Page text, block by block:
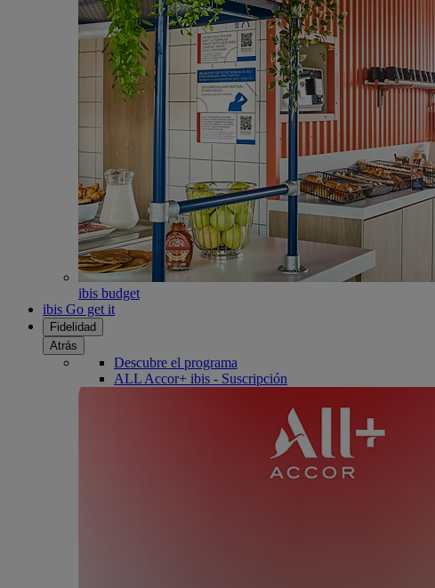
ibis budget
ibis Go get it
Fidelidad
Atrás
Descubre el programa
ALL Accor+ ibis - Suscripción